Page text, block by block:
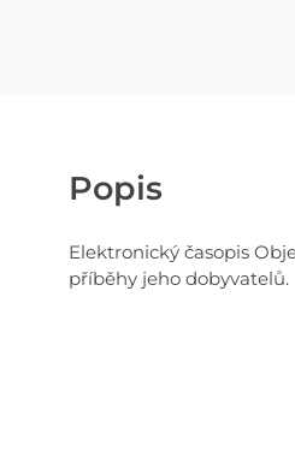
Popis
Elektronický časopis
příběhy jeho dobyvatelů.